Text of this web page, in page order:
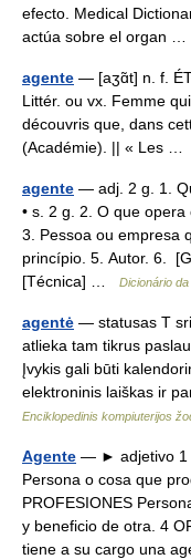
efecto. Medical
actúa sobre el organ …
agente — [aʒɑ̃t] n. f.
Littér. ou vx. Femme
découvris que, dans
(Académie). || « Les …
agente — adj. 2 g. 1.
• s. 2 g. 2. O que
3. Pessoa ou empresa
princípio. 5. Autor. 6.
[Técnica] …
Dicionário
agentė — statusas T
atlieka tam tikrus
Įvykis gali būti
elektroninis laiškas ir
Enciklopedinis kompiuterijos
Agente — ► adjetivo 1
Persona o cosa que
PROFESIONES
y beneficio de otra. 4
tiene a su cargo una